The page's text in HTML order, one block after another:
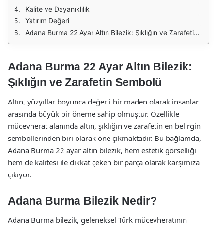
Kalite ve Dayanıklılık
Yatırım Değeri
Adana Burma 22 Ayar Altın Bilezik: Şıklığın ve Zarafetin Sembolü
Adana Burma 22 Ayar Altın Bilezik:
Şıklığın ve Zarafetin Sembolü
Altın, yüzyıllar boyunca değerli bir maden olarak insanlar
arasında büyük bir öneme sahip olmuştur. Özellikle
mücevherat alanında altın, şıklığın ve zarafetin en belirgin
sembollerinden biri olarak öne çıkmaktadır. Bu bağlamda,
Adana Burma 22 ayar altın bilezik, hem estetik görselliği
hem de kalitesi ile dikkat çeken bir parça olarak karşımıza
çıkıyor.
Adana Burma Bilezik Nedir?
Adana Burma bilezik, geleneksel Türk mücevheratının